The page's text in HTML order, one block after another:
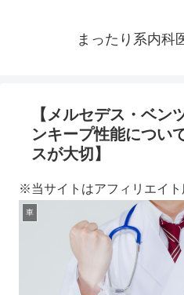
まったり系内科
【メルセデス・ベン
ンキープ性能につい
スが大切】
※当サイトはアフィリエイト
車